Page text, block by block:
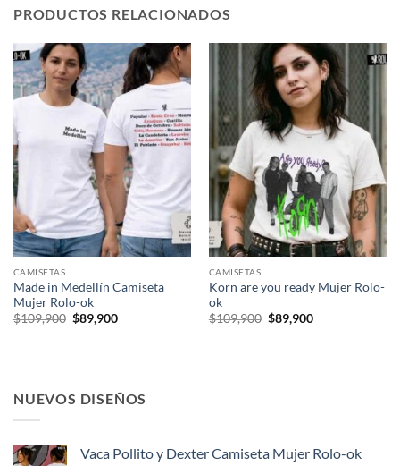
PRODUCTOS RELACIONADOS
CAMISETAS
Made in Medellín Camiseta
Mujer Rolo-ok
$109,900 El
precio
$89,900El
CAMISETAS
Korn are you ready Mujer Rolo-
ok
$109,900 El
precio
$89,900El
NUEVOS DISEÑOS
Vaca Pollito y Dexter Camiseta Mujer Rolo-ok